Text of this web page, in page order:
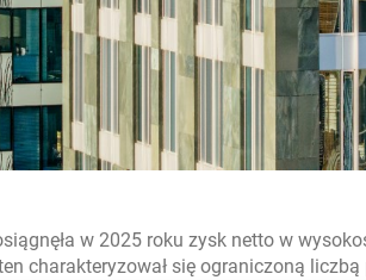
w 2025 roku zysk netto w
charakteryzował się ograniczoną